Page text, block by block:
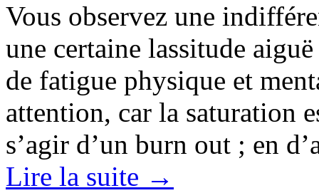
Vous observez une
une certaine lassitude
de fatigue physique et
attention, car la saturation
s’agir d’un burn out ; en
Lire la suite →